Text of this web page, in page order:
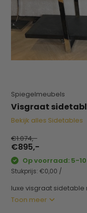
Spiegelmeubels
Visgraat
Bekijk alles Sidetables
€1.074,-
€895,-
Op voorraad: 5-
Stukprijs:€0,00 /
luxe visgraat
Toon meer